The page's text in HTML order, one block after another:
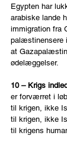
Egypten har
arabiske lande
immigration fra
palæstinensere
at
ødelæggelser.
10 – Krigs
er forværret i
til krigen, ikke
til krigen, ikke
til krigens